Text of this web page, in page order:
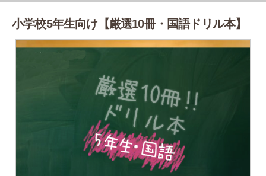
小学校5年生向け【厳選10冊・国語ドリル本】